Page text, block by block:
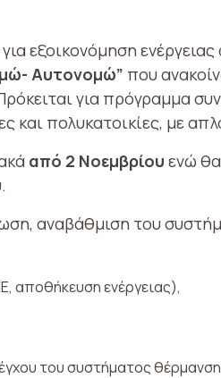
εξοικονόμηση ενέργειας
Αυτονομώ” που
για πρόγραμμα
και πολυκατοικίες, με
από 2 Νοεμβρίου ενώ
αναβάθμιση του
αποθήκευση ενέργειας),
του συστήματος